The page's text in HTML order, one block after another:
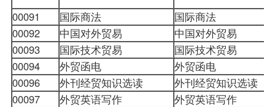
00091
国际商法 国际商法
00092
中国对外贸易 中国对外贸易
00093
国际技术贸易 国际技术贸易
00094
外贸函电 外贸函电
00096
外刊经贸知识选读 外刊经贸知识选读
00097
外贸英语写作 外贸英语写作